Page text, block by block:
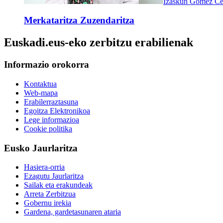
Merkataritza Zuzendaritza
Euskadi.eus-eko zerbitzu erabilienak
Informazio orokorra
Kontaktua
Web-mapa
Erabilerraztasuna
Egoitza Elektronikoa
Lege informazioa
Cookie politika
Eusko Jaurlaritza
Hasiera-orria
Ezagutu Jaurlaritza
Sailak eta erakundeak
Arreta Zerbitzua
Gobernu irekia
Gardena, gardetasunaren ataria